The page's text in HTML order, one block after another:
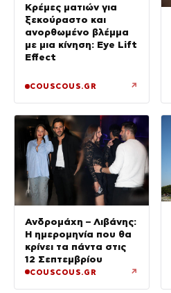
Κρέμες ματιών για
ξεκούραστο και
ανορθωμένο βλέμμα
με μια κίνηση: Eye Lift
Effect
COUSCOUS.GR ↗
Ανδρομάχη – Λιβάνης:
Η ημερομηνία που θα
κρίνει τα πάντα στις
12 Σεπτεμβρίου
COUSCOUS.GR ↗